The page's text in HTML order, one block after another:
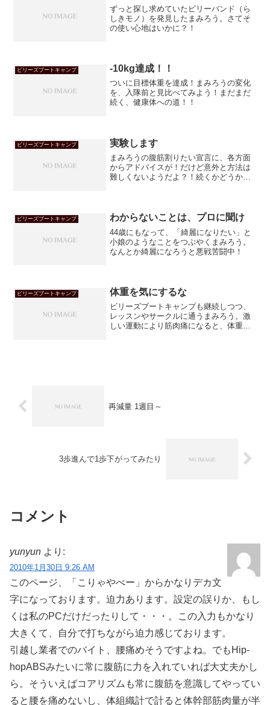
ずっと探し求めていたビリーバンド（ら
しきモノ）を発見したまみろう。さてそ
の使い心地はいかに？！
ビリーズブートキャンプ -10kg達成！！
ついに目標体重を達成！まみろうの変化
を、入隊前と見比べてみよう！まだまだ
続く、健康体への道！！
ビリーズブートキャンプ 実験します
まみろうの腹筋割りたい宣言に、各方面
からアドバイスが！だけど意外と方法は
難しくないようだよ？！続くかどうかが
ビリーズブートキャンプ わからないことは、プロに聞け
44歳にもなって、「綺麗になりたい」と
小娘のようなことをつぶやくまみろう。
なんとか綺麗になろうと悪戦苦闘中！
ビリーズブートキャンプ 体重を気にするな
ビリーズブートキャンプも継続しつつ、
レッスンやサークルに通うまみろう。激
しい運動により筋肉痛になると、体重が
再減量 1週目～
3歩進んで1歩下がってみたり
コメント
yunyun より:
2010年1月30日 9:26 AM
このページ、「こりゃやべー」からかなりデカ文
字になっております。迫力あります。設定の誤りか、もし
くは私のPCだけだったりして・・・。この入力もかなり
大きくて、自分で打ちながら迫力感じております。
引越し業者でのバイト、腰痛めそうですよね。でもHip-
hopABSみたいに常に腹筋に力を入れていれば大丈夫かし
ら。そういえばコアリズムも常に腹筋を意識してやってい
ると腰を痛めないし、体組織計で計ると体幹部筋肉量が半